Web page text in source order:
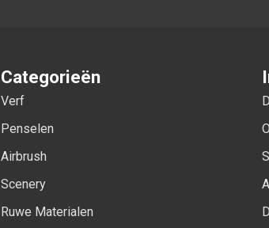
Categorieën
Verf
Penselen
Airbrush
Scenery
Ruwe Materialen